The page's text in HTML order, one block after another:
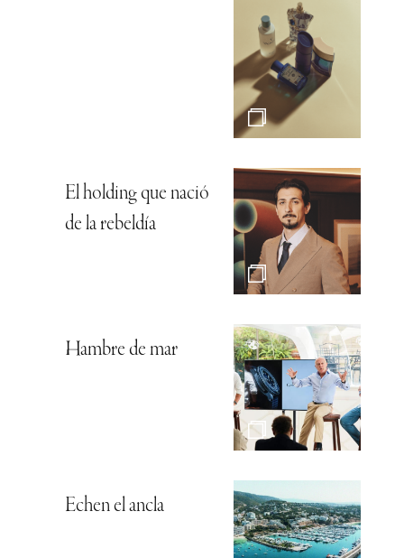
El holding que nació
de la rebeldía
Hambre de mar
Echen el ancla